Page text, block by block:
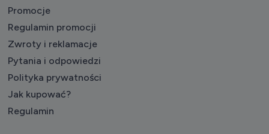
Promocje
Regulamin promocji
Zwroty i reklamacje
Pytania i odpowiedzi
Polityka prywatności
Jak kupować?
Regulamin